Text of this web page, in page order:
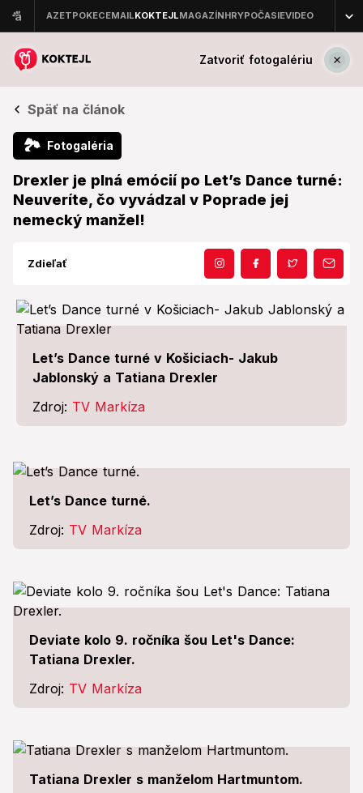
Zatvoriť fotogalériu
Späť na článok
🏞 Fotogaléria
Drexler je plná emócií po Let’s Dance turné:
Neuveríte, čo vyvádzal v Poprade jej
nemecký manžel!
Zdieľať
Let’s Dance turné v Košiciach- Jakub
Jablonský a Tatiana Drexler
Zdroj: TV Markíza
Let’s Dance turné.
Zdroj: TV Markíza
Deviate kolo 9. ročníka šou Let's Dance:
Tatiana Drexler.
Zdroj: TV Markíza
Tatiana Drexler s manželom Hartmuntom.